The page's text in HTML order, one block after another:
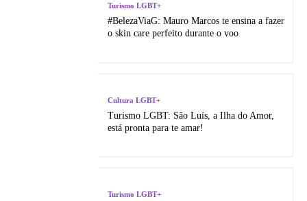
Turismo LGBT+
#BelezaViaG: Mauro Marcos te ensina a fazer
o skin care perfeito durante o voo
Cultura LGBT+
Turismo LGBT: São Luí­s, a Ilha do Amor,
está pronta para te amar!
Turismo LGBT+